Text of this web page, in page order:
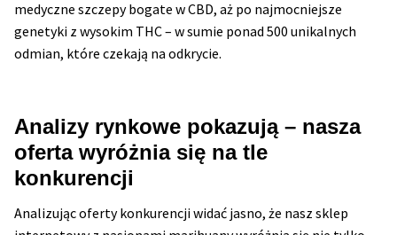
medyczne szczepy bogate w CBD, aż po najmocniejsze
genetyki z wysokim THC – w sumie ponad 500 unikalnych
odmian, które czekają na odkrycie.
Analizy rynkowe pokazują – nasza
oferta wyróżnia się na tle
konkurencji
Analizując oferty konkurencji widać jasno, że nasz sklep